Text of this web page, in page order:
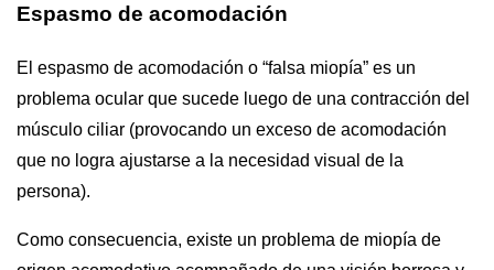
Espasmo de acomodación
El espasmo de acomodación o “falsa miopía” es un
problema ocular que sucede luego de una contracción del
músculo ciliar (provocando un exceso de acomodación
que no logra ajustarse a la necesidad visual de la
persona).
Como consecuencia, existe un problema de miopía de